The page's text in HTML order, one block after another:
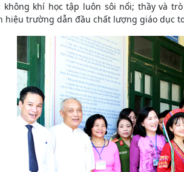
không khí học tập luôn sôi nổi; thầy và
hiệu trường dẫn đầu chất lượng giáo dục